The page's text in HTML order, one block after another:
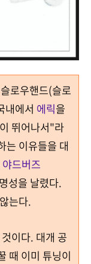
로우핸드(슬로
내에서 에릭을
뛰어나서"라
는 이유들을 대
야드버즈
성을 날렸다.
는다.
이다. 대개 공
때 이미 튜닝이